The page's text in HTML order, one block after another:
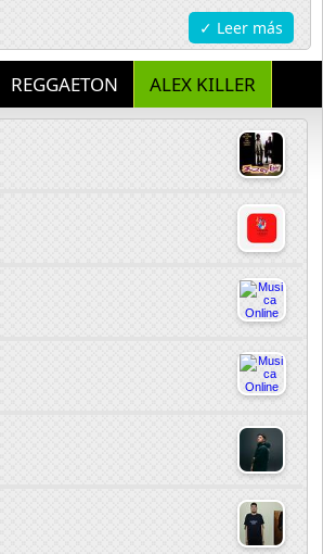
✓ Leer más
REGGAETON ALEX KILLER